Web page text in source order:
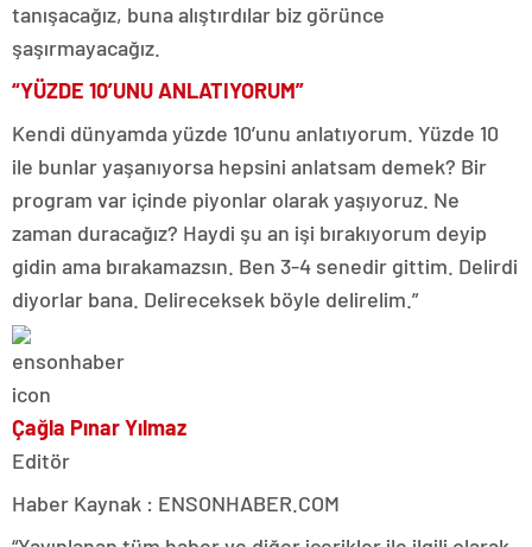
tanışacağız, buna alıştırdılar biz görünce
şaşırmayacağız.
“YÜZDE 10’UNU ANLATIYORUM”
Kendi dünyamda yüzde 10’unu anlatıyorum. Yüzde 10
ile bunlar yaşanıyorsa hepsini anlatsam demek? Bir
program var içinde piyonlar olarak yaşıyoruz. Ne
zaman duracağız? Haydi şu an işi bırakıyorum deyip
gidin ama bırakamazsın. Ben 3-4 senedir gittim. Delirdi
diyorlar bana. Delireceksek böyle delirelim.”
Çağla Pınar Yılmaz
Editör
Haber Kaynak : ENSONHABER.COM